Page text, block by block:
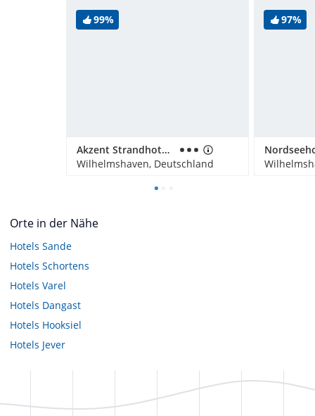
99%
Akzent Strandhotels Seestern, Delphin & Lachs
Wilhelmshaven, Deutschland
97%
Orte in der Nähe
Hotels Sande
Hotels Schortens
Hotels Varel
Hotels Dangast
Hotels Hooksiel
Hotels Jever